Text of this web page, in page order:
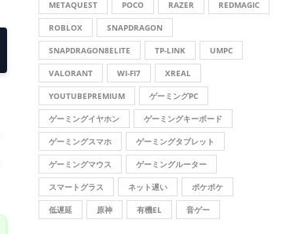
METAQUEST POCO RAZER REDMAGIC
ROBLOX SNAPDRAGON
SNAPDRAGON8ELITE TP-LINK UMPC
VALORANT WI-FI7 XREAL
YOUTUBEPREMIUM ゲーミングPC
ゲーミングイヤホン ゲーミングキーボード
ゲーミングスマホ ゲーミングタブレット
ゲーミングマウス ゲーミングルーター
スマートグラス ネット遅い ポケポケ
低遅延 原神 有機EL 音ゲー